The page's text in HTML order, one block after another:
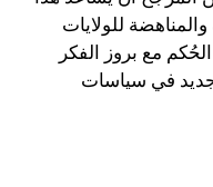
للولايات
مع بروز الفكر
جديد في سياسات